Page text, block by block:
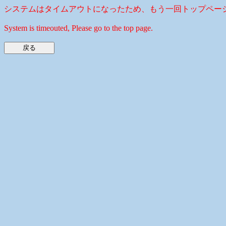
システムはタイムアウトになったため、もう一回トップペー
System is timeouted, Please go to the top page.